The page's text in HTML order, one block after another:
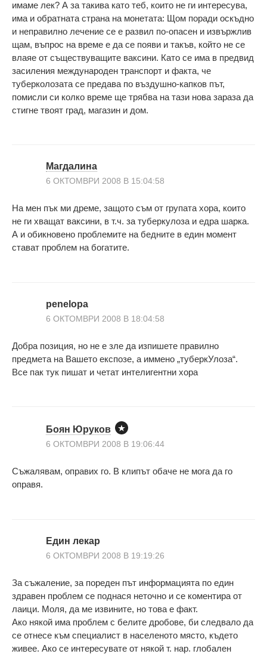
имаме лек? А за такива като теб, които не ги интересува,
има и обратната страна на монетата: Щом поради оскъдно
и неправилно лечение се е развил по-опасен и извържлив
щам, въпрос на време е да се появи и такъв, който не се
влаяе от съществуващите ваксини. Като се има в предвид
засиления международен транспорт и факта, че
туберколозата се предава по въздушно-капков път,
помисли си колко време ще трябва на тази нова зараза да
стигне твоят град, магазин и дом.
Магдалина
6 ОКТОМВРИ 2008 В 15:04:58
На мен пък ми дреме, защото съм от групата хора, които
не ги хващат ваксини, в т.ч. за туберкулоза и едра шарка.
А и обикновено проблемите на бедните в един момент
стават проблем на богатите.
penelopa
6 ОКТОМВРИ 2008 В 18:04:58
Добра позиция, но не е зле да изпишете правилно
предмета на Вашето експозе, а иммено „туберкУлоза“.
Все пак тук пишат и четат интелигентни хора
Боян Юруков
6 ОКТОМВРИ 2008 В 19:06:44
Съжалявам, оправих го. В клипът обаче не мога да го
оправя.
Eдин лекар
6 ОКТОМВРИ 2008 В 19:19:26
За съжаление, за пореден път информацията по един
здравен проблем се поднася неточно и се коментира от
лаици. Моля, да ме извините, но това е факт.
Ако някой има проблем с белите дробове, би следвало да
се отнесе към специалист в населеното място, където
живее. Ако се интересувате от някой т. нар. глобален